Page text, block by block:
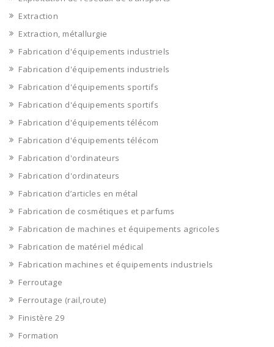
Extraction
Extraction, métallurgie
Fabrication d'équipements industriels
Fabrication d'équipements industriels
Fabrication d'équipements sportifs
Fabrication d'équipements sportifs
Fabrication d'équipements télécom
Fabrication d'équipements télécom
Fabrication d'ordinateurs
Fabrication d'ordinateurs
Fabrication d’articles en métal
Fabrication de cosmétiques et parfums
Fabrication de machines et équipements agricoles
Fabrication de matériel médical
Fabrication machines et équipements industriels
Ferroutage
Ferroutage (rail,route)
Finistère 29
Formation